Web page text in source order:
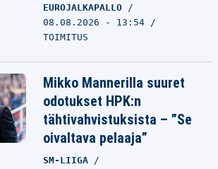
EUROJALKAPALLO
08.08.2026 - 13:54
TOIMITUS
Mikko Mannerilla suuret
odotukset HPK:n
tähtivahvistuksista – ”Se
oivaltava pelaaja”
SM-LIIGA